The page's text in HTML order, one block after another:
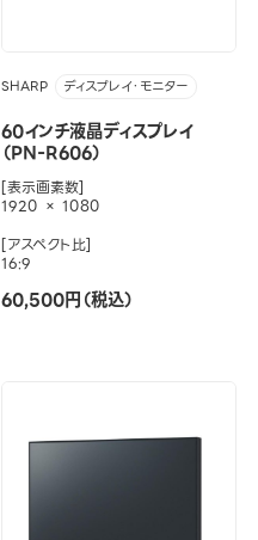
SHARP ディスプレイ・モニター
60インチ液晶ディスプレイ
（PN-R606）
[表示画素数]
1920 × 1080
[アスペクト比]
16:9
60,500円（税込）